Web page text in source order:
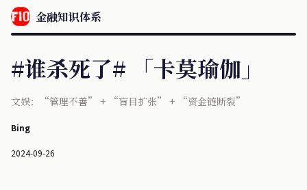
金融知识体系
#谁杀死了# 「卡莫瑜伽」
文娱：“管理不善” + “盲目扩张” + “资金链断裂”
Bing
2024-09-26